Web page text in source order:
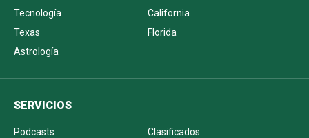
Tecnología
California
Texas
Florida
Astrología
SERVICIOS
Podcasts
Clasificados